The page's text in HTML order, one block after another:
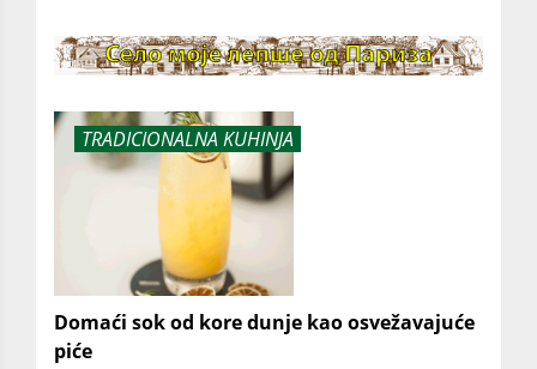
TRADICIONALNA KUHINJA
Domaći sok od kore dunje kao osvežavajuće
piće